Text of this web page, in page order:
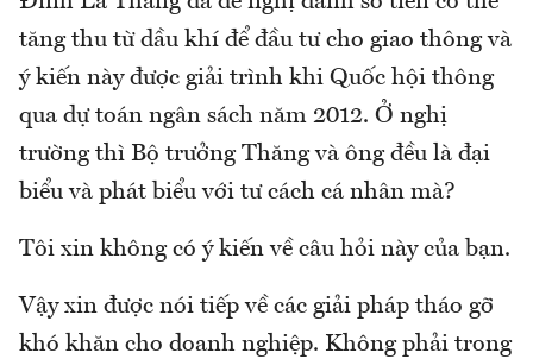
tăng thu từ dầu khí để đầu tư cho giao thông và
ý kiến này được giải trình khi Quốc hội thông
qua dự toán ngân sách năm 2012. Ở nghị
trường thì Bộ trưởng Thăng và ông đều là đại
biểu và phát biểu với tư cách cá nhân mà?
Tôi xin không có ý kiến về câu hỏi này của bạn.
Vậy xin được nói tiếp về các giải pháp tháo gỡ
khó khăn cho doanh nghiệp. Không phải trong